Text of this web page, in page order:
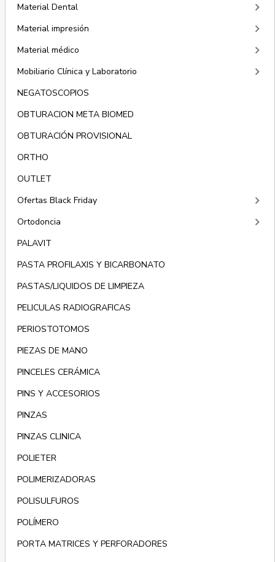
Material Dental
keyboard_arrow_right
Material impresión keyboard_arrow_right
Material médico keyboard_arrow_right
Mobiliario Clínica y Laboratorio keyboard_arrow_right
NEGATOSCOPIOS
OBTURACION META BIOMED
OBTURACIÓN PROVISIONAL
ORTHO
OUTLET
Ofertas Black Friday
keyboard_arrow_right
Ortodoncia keyboard_arrow_right
PALAVIT
PASTA PROFILAXIS Y BICARBONATO
PASTAS/LIQUIDOS DE LIMPIEZA
PELICULAS RADIOGRAFICAS
PERIOSTOTOMOS
PIEZAS DE MANO
PINCELES CERÁMICA
PINS Y ACCESORIOS
PINZAS
PINZAS CLINICA
POLIETER
POLIMERIZADORAS
POLISULFUROS
POLÍMERO
PORTA MATRICES Y PERFORADORES